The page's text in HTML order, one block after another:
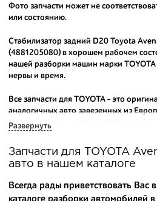
Фото запчасти может не
или состоянию.
Стабилизатор задний D20 Toyota
(4881205080) в хорошем рабочем
нашей разборки машин марки
нервы и время.
Все запчасти для TOYOTA - это
аналогичных авто завезенных из
исправны и находятся в состоянии
производителя.
Вашему вниманию предлагаем
автозапчастей для
TOYOTA Avensis
популярных марок. Мы продаем
Развернуть
Запчасти для TOYOTA
авто в нашем каталоге
Всегда рады приветствовать Вас